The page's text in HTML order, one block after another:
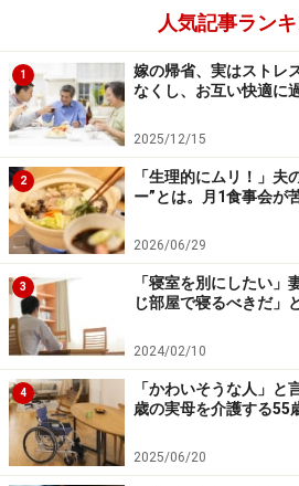
「表面的な部分」での“
事
世の中には、肩書や見た目など
手を判断する人もいます。そう
めにも、TPOを考えた服装やマナ
いいでしょう。
日頃からきちんとあいさつをし
語、謙譲語、尊敬語が使えなかっ
の能力の人”だと判断されかねま
は、ある程度、ビジネスマナーは
す。
人気記事ラン
1
嫁の帰省、実はストレ
なくし、お互い快適に
2025/12/15
2
「生理的にムリ！」夫
ー”とは。月1食事会が
2026/06/29
3
「寝室を別にしたい」
じ部屋で寝るべきだ」
2024/02/10
4
「かわいそうな人」と
歳の実母を介護する55
2025/06/20